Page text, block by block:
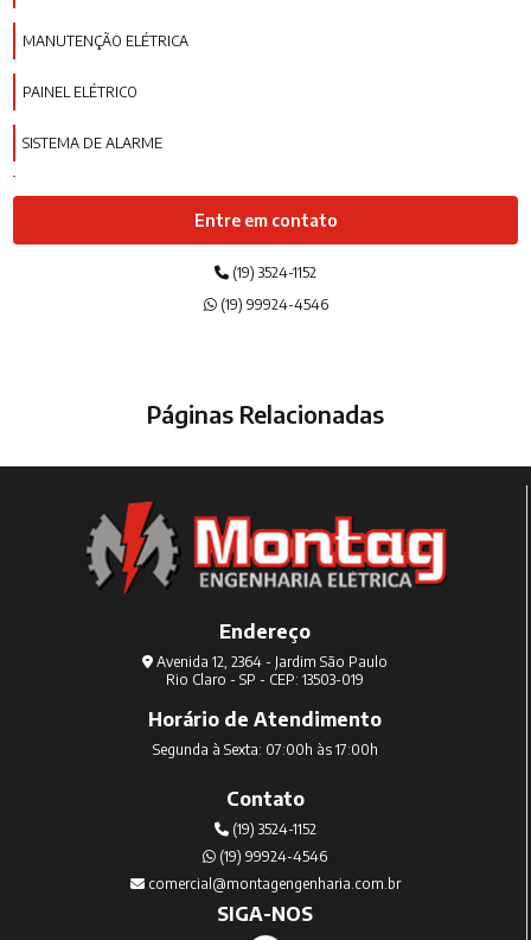
MANUTENÇÃO ELÉTRICA
PAINEL ELÉTRICO
SISTEMA DE ALARME
SISTEMA DE ILUMINAÇÃO
SPDA
Entre em contato
(19) 3524-1152
(19) 99924-4546
Páginas Relacionadas
Endereço
Avenida 12, 2364 - Jardim São Paulo
Rio Claro - SP - CEP: 13503-019
Horário de Atendimento
Segunda à Sexta: 07:00h às 17:00h
Contato
(19) 3524-1152
(19) 99924-4546
comercial@montagengenharia.com.br
SIGA-NOS